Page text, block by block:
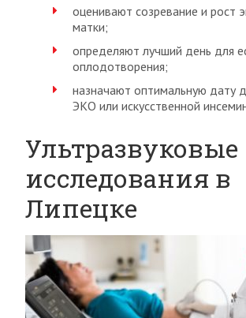
оценивают созревание и рост
матки;
определяют лучший день для
оплодотворения;
назначают оптимальную дату
ЭКО или искусственной
Ультразвуковые
исследования в
Липецке